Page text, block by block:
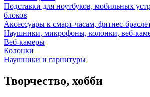
Подставки для ноутбуков, мобильных
блоков
Аксессуары к смарт-часам, фитнес-
Наушники, микрофоны, колонки, веб-
Веб-камеры
Колонки
Наушники и гарнитуры
Творчество, хобби